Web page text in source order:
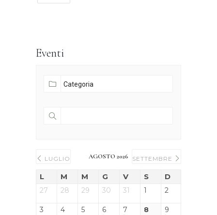
Eventi
LUGLIO AGOSTO 2026 SETTEMBRE
L M M G V S D
27 28 29 30 31 1 2
3 4 5 6 7 8 9